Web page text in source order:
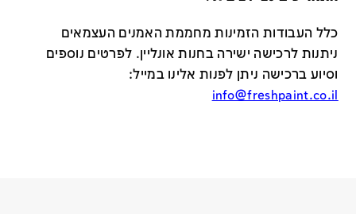
כלל העבודות הזמינות מחממת האמנים העצמאים
ניתנות לרכישה ישירה בחנות אונליין. לפרטים נוספים
וסיוע ברכישה ניתן לפנות אלינו במייל:
info@freshpaint.co.il